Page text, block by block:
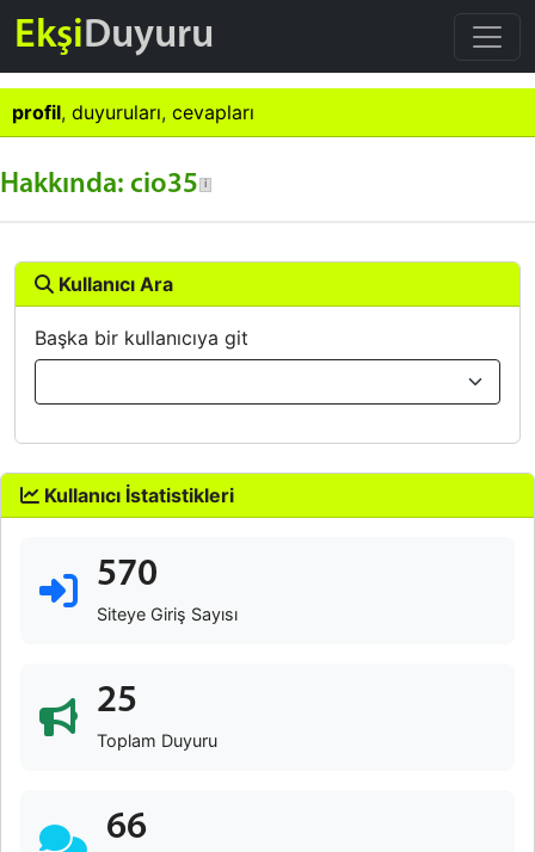
EkşiDuyuru
profil, duyuruları, cevapları
Hakkında: cio35
Kullanıcı Ara
Başka bir kullanıcıya git
Kullanıcı İstatistikleri
570
Siteye Giriş Sayısı
25
Toplam Duyuru
66